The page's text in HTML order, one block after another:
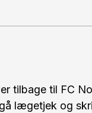
tilbage til FC
lægetjek og